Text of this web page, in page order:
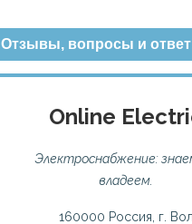
Отзывы, вопросы и
Online
Электроснабжение:
владеем.
160000 Россия, г.